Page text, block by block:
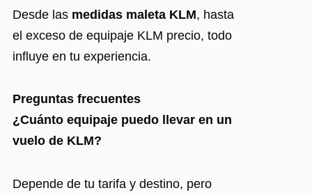
Desde las medidas maleta KLM, hasta
el exceso de equipaje KLM precio, todo
influye en tu experiencia.
Preguntas frecuentes
¿Cuánto equipaje puedo llevar en un
vuelo de KLM?
Depende de tu tarifa y destino, pero